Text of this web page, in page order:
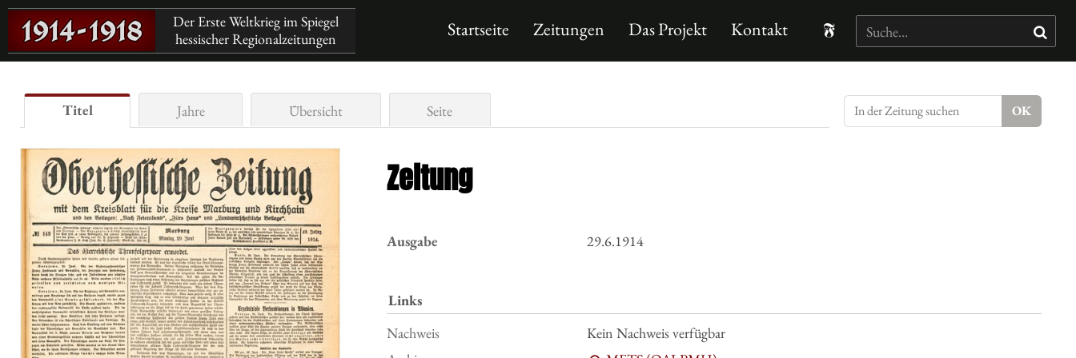
Der Erste Weltkrieg im Spiegel
hessischer Regionalzeitungen
Startseite Zeitungen Das Projekt Kontakt
Titel Jahre Übersicht Seite
Zeitung
Ausgabe 29.6.1914
Links
Nachweis
Kein Nachweis verfügbar